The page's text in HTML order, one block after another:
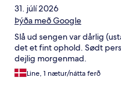
31. júlí 2026
Þýða með Google
Slå ud sengen var dårlig
det et fint ophold. Sødt
dejlig morgenmad.
Line, 1 nætur/nátta ferð